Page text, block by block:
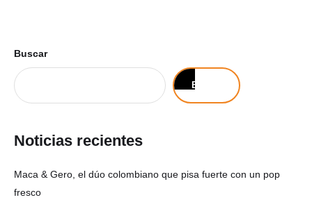
Buscar
Buscar
Noticias recientes
Maca & Gero, el dúo colombiano que pisa fuerte con un pop
fresco